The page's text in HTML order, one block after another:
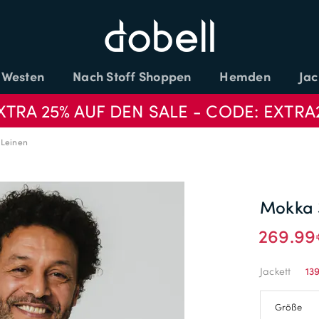
Westen Nach Stoff Shoppen Hemden
25% AUF DEN SALE - CODE:
Mokka
Jackett